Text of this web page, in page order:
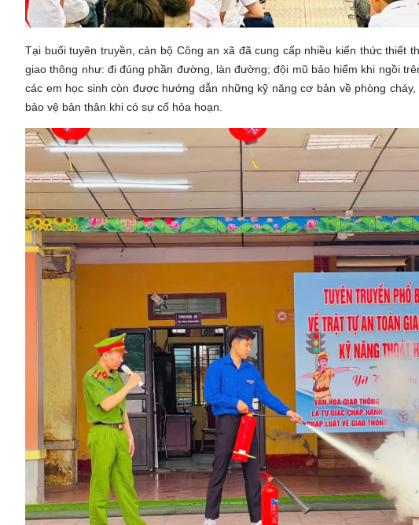
Tại buổi tuyên truyền, cán bộ Công an xã đã cung cấp nhiều kiến thức thiết
giao thông như: đi đúng phần đường, làn đường; đội mũ bảo hiểm khi ngồi
các em học sinh còn được hướng dẫn những kỹ năng cơ bản về phòng
bảo vệ bản thân khi có sự cố hỏa hoạn.